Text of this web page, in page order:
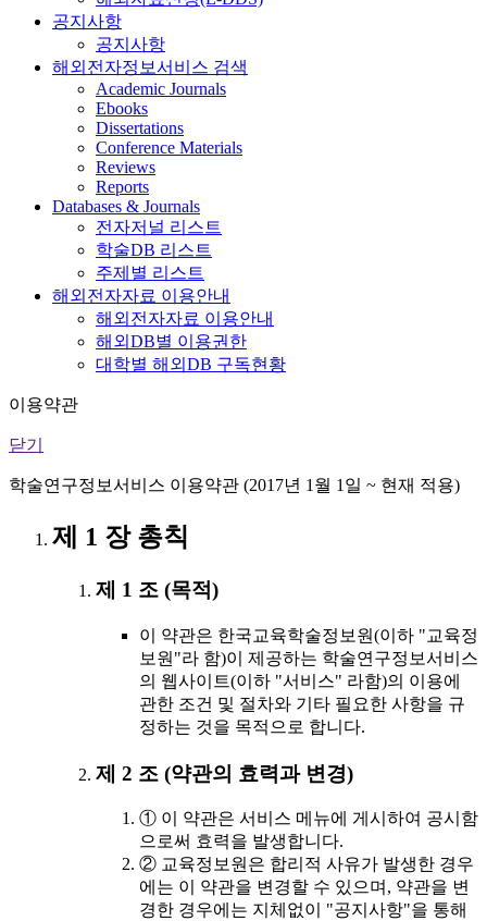
공지사항
공지사항
해외전자정보서비스 검색
Academic Journals
Ebooks
Dissertations
Conference Materials
Reviews
Reports
Databases & Journals
전자저널 리스트
학술DB 리스트
주제별 리스트
해외전자자료 이용안내
해외전자자료 이용안내
해외DB별 이용권한
대학별 해외DB 구독현황
이용약관
닫기
학술연구정보서비스 이용약관 (2017년 1월 1일 ~ 현재 적용)
제 1 장 총칙
제 1 조 (목적)
이 약관은 한국교육학술정보원(이하 "교육정
보원"라 함)이 제공하는 학술연구정보서비스
의 웹사이트(이하 "서비스" 라함)의 이용에
관한 조건 및 절차와 기타 필요한 사항을 규
정하는 것을 목적으로 합니다.
제 2 조 (약관의 효력과 변경)
① 이 약관은 서비스 메뉴에 게시하여 공시함
으로써 효력을 발생합니다.
② 교육정보원은 합리적 사유가 발생한 경우
에는 이 약관을 변경할 수 있으며, 약관을 변
경한 경우에는 지체없이 "공지사항"을 통해